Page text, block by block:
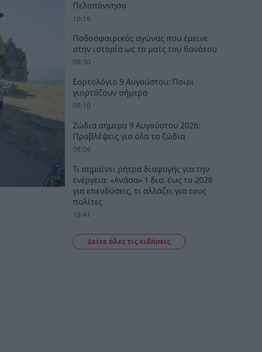
Πελοπόννησο
10:16
Ποδοσφαιρικός αγώνας που έμεινε
στην ιστορία ως το ματς του θανάτου
08:30
Εορτολόγιο 9 Αυγούστου: Ποιοι
γιορτάζουν σήμερα
08:10
Ζώδια σήμερα 9 Αυγούστου 2026:
Προβλέψεις για όλα τα ζώδια
08:06
Τι σημαίνει ρήτρα διαφυγής για την
ενέργεια: «Ανάσα» 1 δισ. έως το 2028
για επενδύσεις, τι αλλάζει για τους
πολίτες
18:41
Δείτε όλες τις ειδήσεις